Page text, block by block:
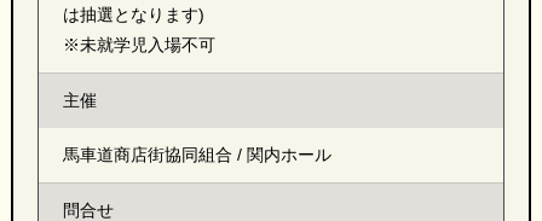
は抽選となります)
※未就学児入場不可
主催
馬車道商店街協同組合 / 関内ホール
問合せ